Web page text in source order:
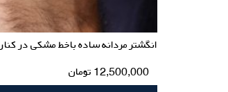
انگشتر مردانه ساده باخط مشکی در کنار
12,500,000 تومان